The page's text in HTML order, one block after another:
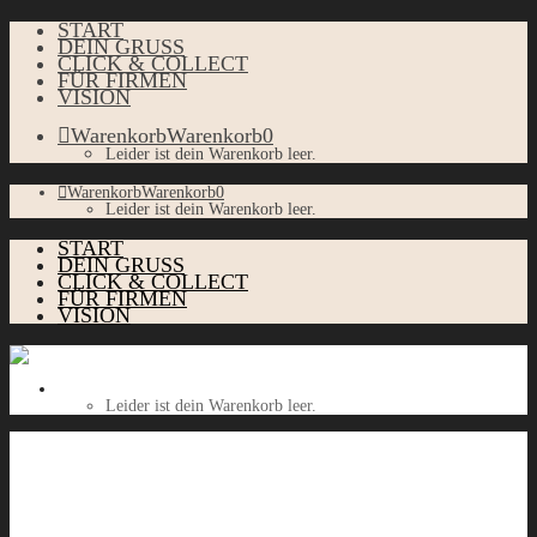
START
DEIN GRUSS
CLICK & COLLECT
FÜR FIRMEN
VISION
WarenkorbWarenkorb0
Leider ist dein Warenkorb leer.
WarenkorbWarenkorb0
Leider ist dein Warenkorb leer.
START
DEIN GRUSS
CLICK & COLLECT
FÜR FIRMEN
VISION
Leider ist dein Warenkorb leer.